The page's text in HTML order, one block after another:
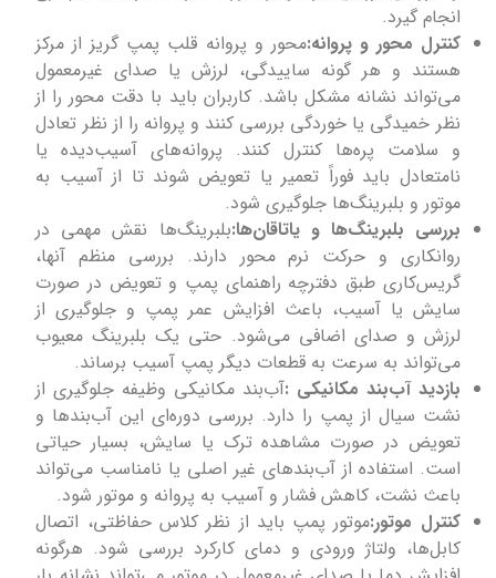
انجام گیرد.
کنترل محور و پروانه:محور و پروانه قلب پمپ گریز از مرکز
هستند و هر گونه ساییدگی، لرزش یا صدای غیرمعمول
می‌تواند نشانه مشکل باشد. کاربران باید با دقت محور را از
نظر خمیدگی یا خوردگی بررسی کنند و پروانه را از نظر تعادل
و سلامت پره‌ها کنترل کنند. پروانه‌های آسیب‌دیده یا
نامتعادل باید فوراً تعمیر یا تعویض شوند تا از آسیب به
موتور و بلبرینگ‌ها جلوگیری شود.
بررسی بلبرینگ‌ها و یاتاقان‌ها:بلبرینگ‌ها نقش مهمی در
روانکاری و حرکت نرم محور دارند. بررسی منظم آنها،
گریس‌کاری طبق دفترچه راهنمای پمپ و تعویض در صورت
سایش یا آسیب، باعث افزایش عمر پمپ و جلوگیری از
لرزش و صدای اضافی می‌شود. حتی یک بلبرینگ معیوب
می‌تواند به سرعت به قطعات دیگر پمپ آسیب برساند.
بازدید آب‌بند مکانیکی :آب‌بند مکانیکی وظیفه جلوگیری از
نشت سیال از پمپ را دارد. بررسی دوره‌ای این آب‌بندها و
تعویض در صورت مشاهده ترک یا سایش، بسیار حیاتی
است. استفاده از آب‌بندهای غیر اصلی یا نامناسب می‌تواند
باعث نشت، کاهش فشار و آسیب به پروانه و موتور شود.
کنترل موتور:موتور پمپ باید از نظر کلاس حفاظتی، اتصال
کابل‌ها، ولتاژ ورودی و دمای کارکرد بررسی شود. هرگونه